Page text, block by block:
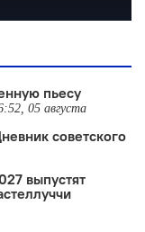
пьесу
05 августа
советского
выпустят